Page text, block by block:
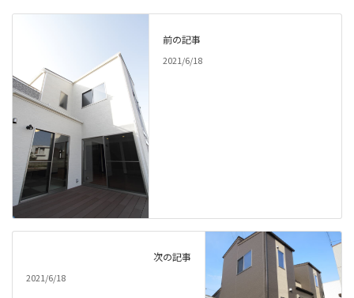
前の記事
2021/6/18
次の記事
2021/6/18